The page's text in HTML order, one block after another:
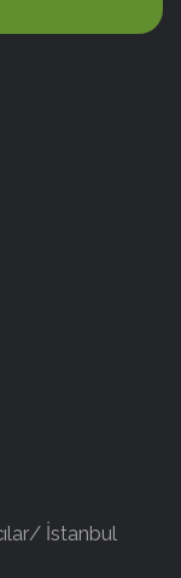
İstanbul